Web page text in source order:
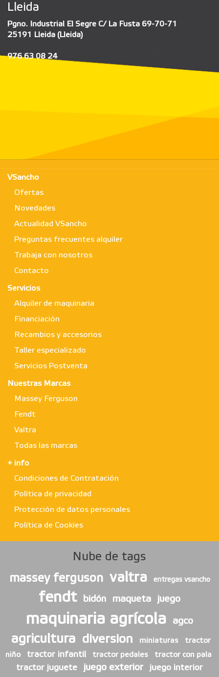
Lleida
Pgno. Industrial El Segre C/ La Fusta 69-70-71
25191 Lleida (Lleida)
976 63 08 24
VSancho
Ofertas
Novedades
Actualidad VSancho
Preguntas frecuentes alquiler
Trabaja con nosotros
Contacto
Servicios
Alquiler de maquinaria
Financiación
Recambios y accesorios
Taller especializado
Servicios Postventa
Nuestras Marcas
Massey Ferguson
Fendt
Valtra
Todas las marcas
+ info
Condiciones de Contratación
Política de privacidad
Protección de datos personales
Política de Cookies
Nube de tags
massey ferguson
valtra entregas vsancho
fendt bidón maqueta juego
maquinaria agrícola agco
agricultura diversion miniaturas tractor
niño tractor infantil tractor pedales tractor con pala
tractor juguete juego exterior
juego interior